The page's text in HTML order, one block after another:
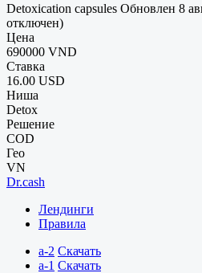
Detoxication capsules Обновлен 8
отключен)
Цена
690000 VND
Ставка
16.00 USD
Ниша
Detox
Решение
COD
Гео
VN
Dr.cash
Лендинги
Правила
a-2 Скачать
a-1 Скачать